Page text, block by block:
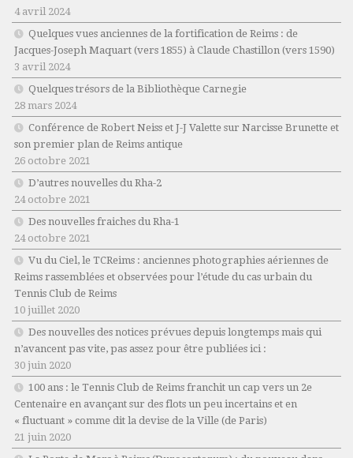
4 avril 2024
Quelques vues anciennes de la fortification de Reims : de
Jacques-Joseph Maquart (vers 1855) à Claude Chastillon (vers 1590)
3 avril 2024
Quelques trésors de la Bibliothèque Carnegie
28 mars 2024
Conférence de Robert Neiss et J-J Valette sur Narcisse Brunette et
son premier plan de Reims antique
26 octobre 2021
D’autres nouvelles du Rha-2
24 octobre 2021
Des nouvelles fraiches du Rha-1
24 octobre 2021
Vu du Ciel, le TCReims : anciennes photographies aériennes de
Reims rassemblées et observées pour l’étude du cas urbain du
Tennis Club de Reims
10 juillet 2020
Des nouvelles des notices prévues depuis longtemps mais qui
n’avancent pas vite, pas assez pour être publiées ici :
30 juin 2020
100 ans : le Tennis Club de Reims franchit un cap vers un 2e
Centenaire en avançant sur des flots un peu incertains et en
« fluctuant » comme dit la devise de la Ville (de Paris)
21 juin 2020